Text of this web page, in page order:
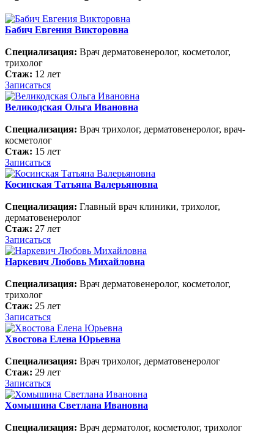
Бабич Евгения Викторовна
Специализация: Врач дерматовенеролог, косметолог,
трихолог
Стаж: 12 лет
Записаться
Великодская Ольга Ивановна
Специализация: Врач трихолог, дерматовенеролог, врач-
косметолог
Стаж: 15 лет
Записаться
Косинская Татьяна Валерьяновна
Специализация: Главный врач клиники, трихолог,
дерматовенеролог
Стаж: 27 лет
Записаться
Наркевич Любовь Михайловна
Специализация: Врач дерматовенеролог, косметолог,
трихолог
Стаж: 25 лет
Записаться
Хвостова Елена Юрьевна
Специализация: Врач трихолог, дерматовенеролог
Стаж: 29 лет
Записаться
Хомышина Светлана Ивановна
Специализация: Врач дерматолог, косметолог, трихолог